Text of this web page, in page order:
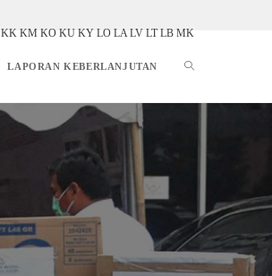
KK KM KO KU KY LO LA LV LT LB MK
LAPORAN KEBERLANJUTAN